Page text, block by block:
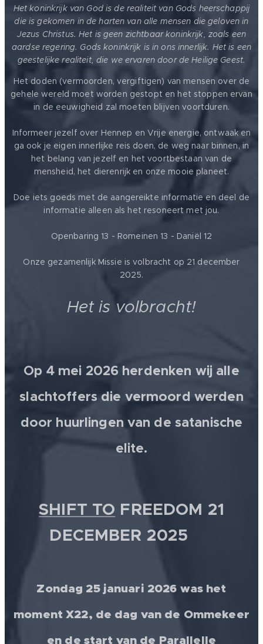
Het koninkrijk van God is de realiteit van Gods heerschappij
die is gekomen in de harten van alle mensen die geloven in
Jezus Christus. Het is geen zichtbaar koninkrijk, zoals een
aardse regering. Gods koninkrijk is in ons innerlijk. Het is een
geestelijke realiteit, die we ervaren door de Heilige Geest.
Het doden (vermoorden, vergiftigen) van mensen over de
gehele wereld moet worden gestopt en het stoppen ervan
in de eeuwigheid zal moeten blijven voortduren.
Informeer jezelf over Hennep en Vrije energie, ontwaak en
ga ook je eigen innerlijke reis doen, de weg naar binnen, in
het belang van jezelf en het voortbestaan van de
mensheid, het dierenrijk en onze mooie planeet.
Doe iets goeds met de aangereikte informatie en deel de
informatie alleen als het resoneert met jou.
Openbaring 13 - Romeinen 13 - Daniël 12
Onze gezamenlijk Missie is volbracht op 21 december
2025.
Het is volbracht!
Op 4 mei 2026 herdenken wij alle
slachtoffers die vermoord werden
door huurlingen van de satanische
elite.
SHIFT TO FREEDOM 21
DECEMBER 2025 💫
Zondag 25 januari 2026 was het
moment X22, de dag van de Ommekeer
en de start van de Parallelle